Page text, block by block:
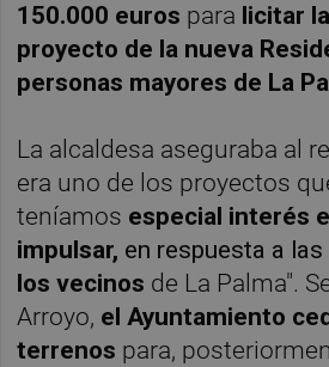
150.000 euros para licitar
proyecto de la nueva
personas mayores de La
La alcaldesa aseguraba al
era uno de los proyectos
teníamos especial interés
impulsar, en respuesta a las
los vecinos de La Palma".
Arroyo, el Ayuntamiento
terrenos para,